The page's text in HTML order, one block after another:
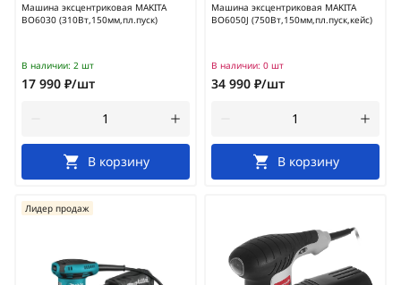
Машина эксцентриковая MAKITA
BO6030 (310Вт,150мм,пл.пуск)
В наличии: 2 шт
17 990 ₽/шт
В корзину
Машина эксцентриковая MAKITA
BO6050J (750Вт,150мм,пл.пуск,кейс)
В наличии: 0 шт
34 990 ₽/шт
В корзину
Лидер продаж